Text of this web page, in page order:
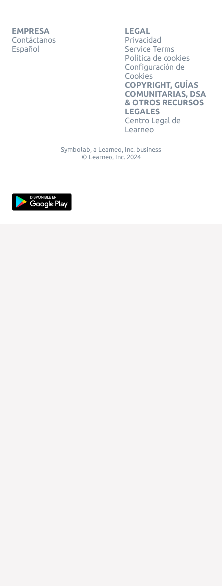
EMPRESA
Contáctanos
Español
LEGAL
Privacidad
Service Terms
Política de cookies
Configuración de
Cookies
COPYRIGHT, GUÍAS
COMUNITARIAS, DSA
& OTROS RECURSOS
LEGALES
Centro Legal de
Learneo
Symbolab, a Learneo, Inc. business
© Learneo, Inc. 2024